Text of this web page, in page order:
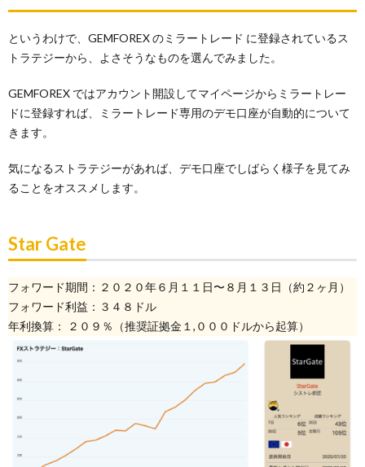
というわけで、GEMFOREX のミラートレード に登録されているス
トラテジーから、よさそうなものを選んでみました。
GEMFOREX ではアカウント開設してマイページからミラートレー
ドに登録すれば、ミラートレード専用のデモ口座が自動的について
きます。
気になるストラテジーがあれば、デモ口座でしばらく様子を見てみ
ることをオススメします。
Star Gate
フォワード期間：２０２０年６月１１日〜８月１３日（約２ヶ月）
フォワード利益：３４８ドル
年利換算： ２０９％（推奨証拠金１,０００ドルから起算）